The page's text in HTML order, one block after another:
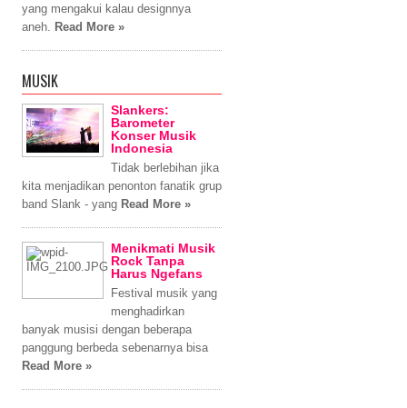
yang mengakui kalau designnya
aneh. Read More »
MUSIK
Slankers:
Barometer
Konser Musik
Indonesia
Tidak berlebihan jika
kita menjadikan penonton fanatik grup
band Slank - yang Read More »
Menikmati Musik
Rock Tanpa
Harus Ngefans
Festival musik yang
menghadirkan
banyak musisi dengan beberapa
panggung berbeda sebenarnya bisa
Read More »